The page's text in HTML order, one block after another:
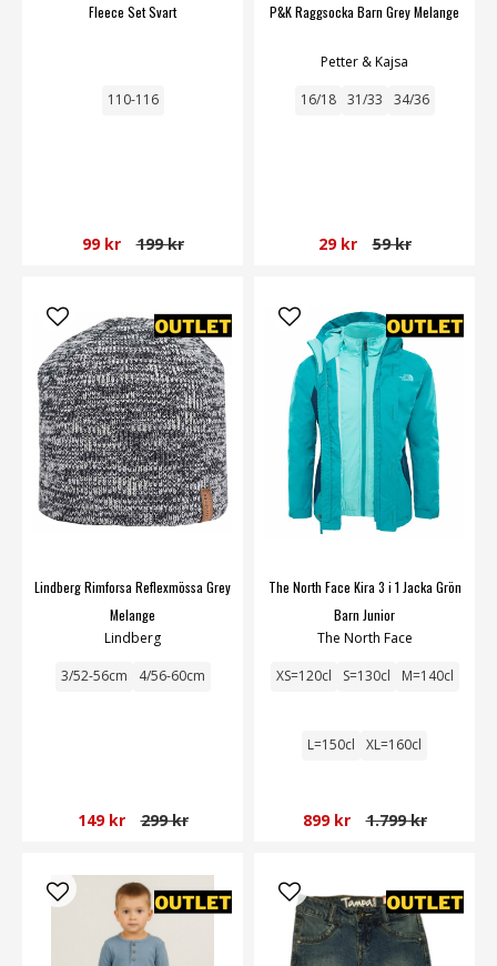
Fleece Set Svart
110-116
99 kr 199 kr
P&K Raggsocka Barn Grey Melange
Petter & Kajsa
16/18 31/33 34/36
29 kr 59 kr
Lindberg Rimforsa Reflexmössa Grey
Melange
Lindberg
3/52-56cm 4/56-60cm
149 kr 299 kr
The North Face Kira 3 i 1 Jacka Grön
Barn Junior
The North Face
XS=120cl S=130cl M=140cl
L=150cl XL=160cl
899 kr 1.799 kr